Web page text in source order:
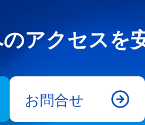
アクセスを
お問合せ